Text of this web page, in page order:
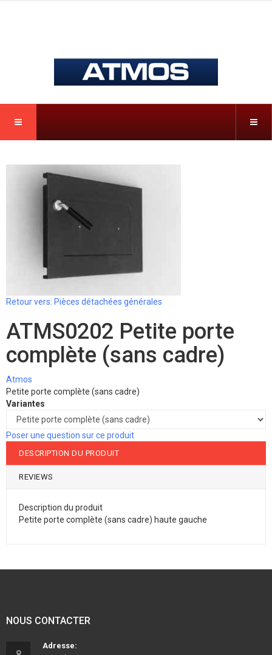
Retour vers: Pièces détachées générales
ATMS0202 Petite porte
complète (sans cadre)
Atmos
Petite porte complète (sans cadre)
Variantes
Poser une question sur ce produit
DESCRIPTION DU PRODUIT
REVIEWS
Description du produit
Petite porte complète (sans cadre) haute gauche
NOUS CONTACTER
Adresse: